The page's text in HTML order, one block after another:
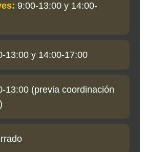
9:00-13:00 y 14:00-
13:00 y 14:00-17:00
13:00 (previa coordinación